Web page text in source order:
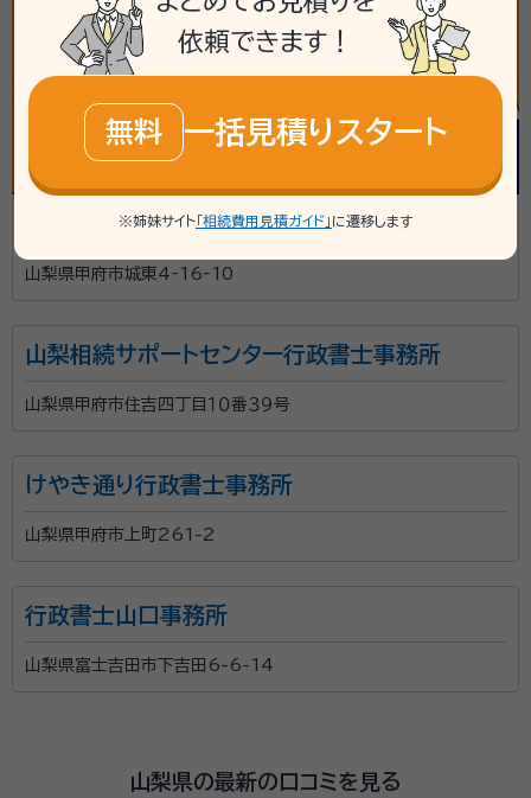
行政書士平山事務所
山梨県甲府市城東4‐16‐10
山梨相続サポートセンター行政書士事務所
山梨県甲府市住吉四丁目１０番３９号
けやき通り行政書士事務所
山梨県甲府市上町261-2
行政書士山口事務所
山梨県富士吉田市下吉田6-6-14
山梨県の最新の口コミを見る
依頼できます！
無料 一括見積りスタート
※姉妹サイト 「相続費用見積ガイド」 に遷移します